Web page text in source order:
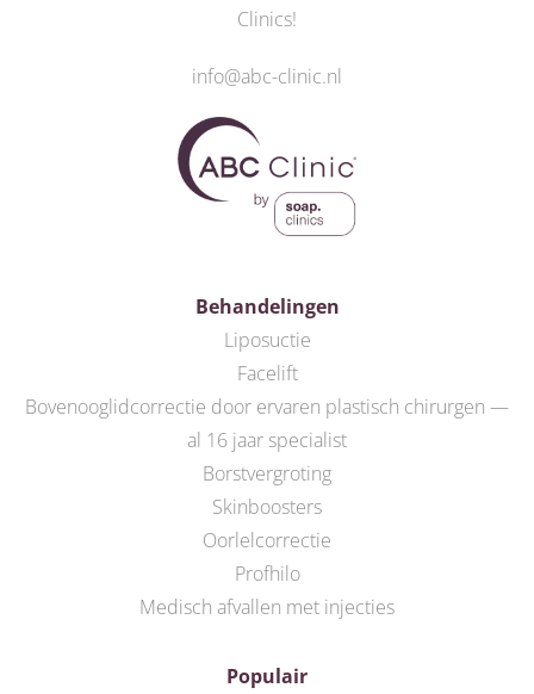
Clinics!
info@abc-clinic.nl
Behandelingen
Liposuctie
Facelift
Bovenooglidcorrectie door ervaren plastisch chirurgen —
al 16 jaar specialist
Borstvergroting
Skinboosters
Oorlelcorrectie
Profhilo
Medisch afvallen met injecties
Populair